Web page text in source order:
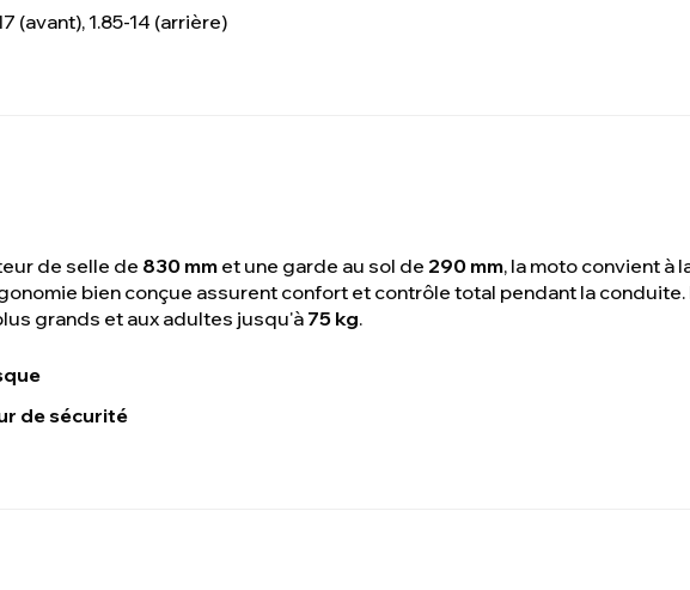
(avant), 1.85-14 (arrière)
de selle de 830 mm et une garde au sol de 290 mm, la moto convient à
bien conçue assurent confort et contrôle total pendant la conduite.
grands et aux adultes jusqu'à 75 kg.
de sécurité